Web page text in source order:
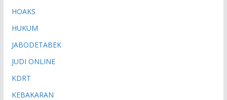
HOAKS
HUKUM
JABODETABEK
JUDI ONLINE
KDRT
KEBAKARAN